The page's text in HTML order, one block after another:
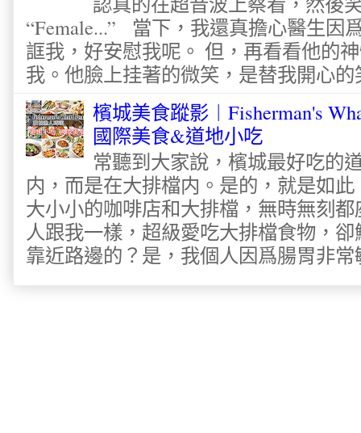
“Female...” 當下，我還真擔心醫生因
誆我，好安慰我呢。 但，再看看他的
我。他臉上挂著的微笑，是替我開心的
檳城美食蹤影︱Fisherman's
國際美食&道地小吃
常聽到大家說，檳城最好吃的
内，而是在大排檔内。是的，就是如
大小小的咖啡店和大排檔，無時無刻
人跟我一樣，超級愛吃大排檔食物，
靠近路邊的？是，我個人因爲腸胃非